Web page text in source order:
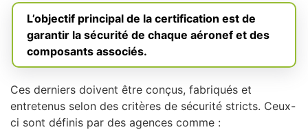
L’objectif principal de la certification est de
garantir la sécurité de chaque aéronef et des
composants associés.
Ces derniers doivent être conçus, fabriqués et
entretenus selon des critères de sécurité stricts. Ceux-
ci sont définis par des agences comme :